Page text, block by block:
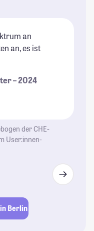
an
an, es ist
– 2024
der CHE-
User:innen-
Berlin